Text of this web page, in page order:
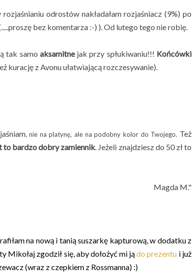
odrostów nakładałam rozjaśniacz (9%) po
bez komentarza :-) ). Od lutego tego nie robię.
tak samo aksamitnejak przy spłukiwaniu!!! Końcówki
kurację z Avonu ułatwiającą rozczesywanie).
, nie na platynę, ale na podobny kolor do Twojego. Też
to bardzo dobry zamiennik. Jeżeli znajdziesz do 50 zł to
Magda M."
na nową i tanią suszarkę kapturową, w dodatku z
Mikołaj zgodził się, aby dołożyć mi jądo prezentu i już
(wraz z czepkiem z Rossmanna) :)